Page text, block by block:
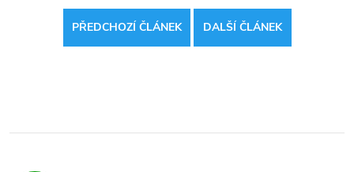
PŘEDCHOZÍ ČLÁNEK DALŠÍ ČLÁNEK